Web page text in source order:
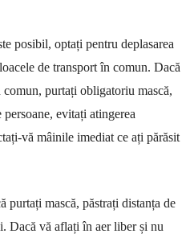
posibil, optați pentru deplasarea
de transport în comun. Dacă
purtați obligatoriu mască,
evitați atingerea
vă mâinile imediat ce ați părăsit
purtați mască, păstrați distanța de
Dacă vă aflați în aer liber și nu